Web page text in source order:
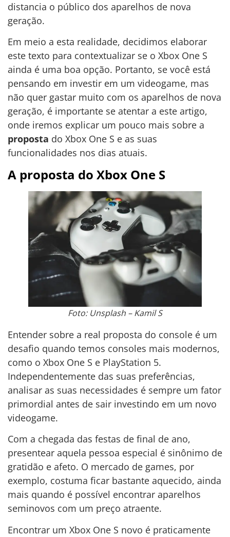
distancia o público dos aparelhos de nova
geração.
Em meio a esta realidade, decidimos elaborar
este texto para contextualizar se o Xbox One S
ainda é uma boa opção. Portanto, se você está
pensando em investir em um videogame, mas
não quer gastar muito com os aparelhos de nova
geração, é importante se atentar a este artigo,
onde iremos explicar um pouco mais sobre a
proposta do Xbox One S e as suas
funcionalidades nos dias atuais.
A proposta do Xbox One S
Foto: Unsplash – Kamil S
Entender sobre a real proposta do console é um
desafio quando temos consoles mais modernos,
como o Xbox One S e PlayStation 5.
Independentemente das suas preferências,
analisar as suas necessidades é sempre um fator
primordial antes de sair investindo em um novo
videogame.
Com a chegada das festas de final de ano,
presentear aquela pessoa especial é sinônimo de
gratidão e afeto. O mercado de games, por
exemplo, costuma ficar bastante aquecido, ainda
mais quando é possível encontrar aparelhos
seminovos com um preço atraente.
Encontrar um Xbox One S novo é praticamente